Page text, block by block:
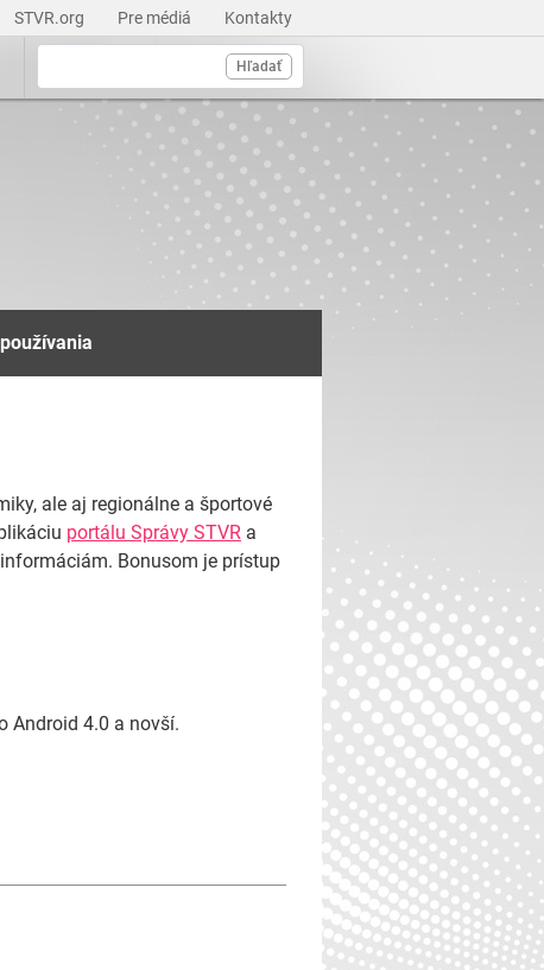
STVR.org Pre médiá Kontakty
Hľadať
ale aj regionálne a športové
portálu Správy STVR a
Bonusom je prístup
Android 4.0 a novší.